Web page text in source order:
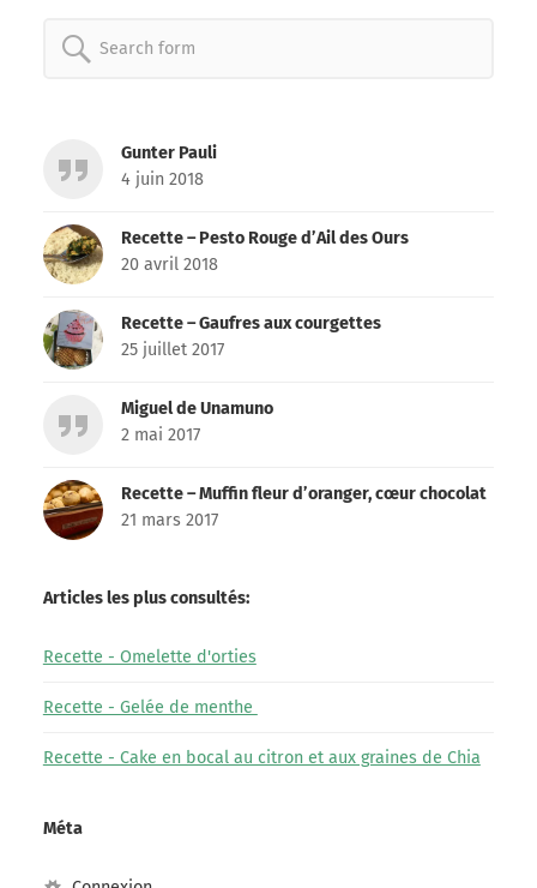
Search
Gunter Pauli
4 juin 2018
Recette – Pesto Rouge d’Ail des Ours
20 avril 2018
Recette – Gaufres aux courgettes
25 juillet 2017
Miguel de Unamuno
2 mai 2017
Recette – Muffin fleur d’oranger, cœur chocolat
21 mars 2017
Articles les plus consultés:
Recette - Omelette d'orties
Recette - Gelée de menthe
Recette - Cake en bocal au citron et aux graines de Chia
Méta